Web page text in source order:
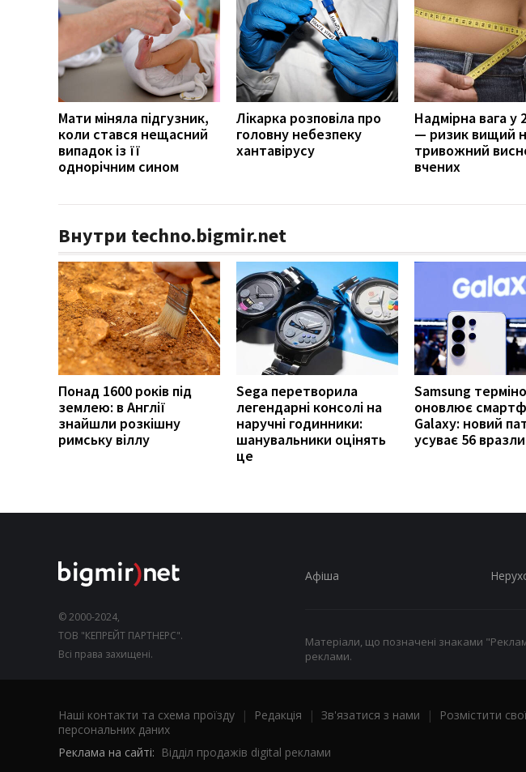
Мати міняла підгузник,
коли стався нещасний
випадок із її
однорічним сином
Лікарка розповіла про
головну небезпеку
хантавірусу
Надмірна вага у
— ризик вищий
тривожний
вчених
Внутри techno.bigmir.net
Понад 1600 років під
землею: в Англії
знайшли розкішну
римську віллу
Sega перетворила
легендарні консолі на
наручні годинники:
шанувальники оцінять
це
Samsung
оновлює
Galaxy: новий
усуває 56
© 2000-2024,
ТОВ "КЕПРЕЙТ ПАРТНЕРС".
Всі права захищені.
Афіша
Матеріали, що позначені знаками
реклами.
Наші контакти та схема проїзду | Редакція | Зв'язатися з нами | Розмістити
персональних даних
Реклама на сайті: Відділ продажів digital реклами